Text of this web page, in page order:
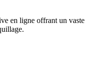
en ligne offrant un vaste